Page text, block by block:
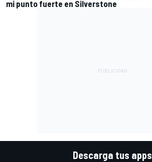
mi punto fuerte en Silverstone
Descarga tus apps